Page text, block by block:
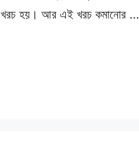
খরচ হয়। আর এই খরচ কমানোর …